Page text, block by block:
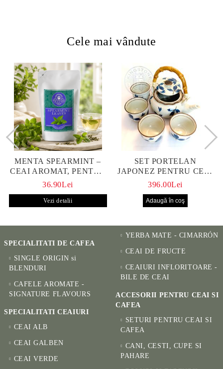
Cele mai vândute
MENTA SPEARMINT –
CEAI AROMAT, PENTRU
CALM ȘI BENEFIC
36.90Lei
Vezi detalii
SET PORTELAN
JAPONEZ PENTRU CEAI
HANAKO, CEAINIC SI 4
396.00Lei
SPECIALITATI DE CAFEA
SINGLE ORIGIN si
BLENDURI
CAFELE AROMATE -
SIGNATURE FLAVOURS
SPECIALITATI CEAIURI
CEAI ALB
CEAI GALBEN
CEAI VERDE
YERBA MATE - CIMARRÓN
CEAI DE FRUCTE
CEAIURI INFLORITOARE -
BILE DE CEAI
ACCESORII PENTRU CEAI SI
CAFEA
SETURI PENTRU CEAI SI
CAFEA
CANI, CESTI, CUPE SI
PAHARE